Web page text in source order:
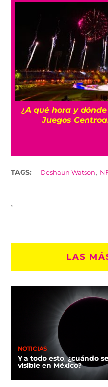
¿A qué hora y
Juegos
TAGS: Deshaun Watson,
LAS
NOTICIAS
Y a todo esto, ¿cuándo
visible en México?